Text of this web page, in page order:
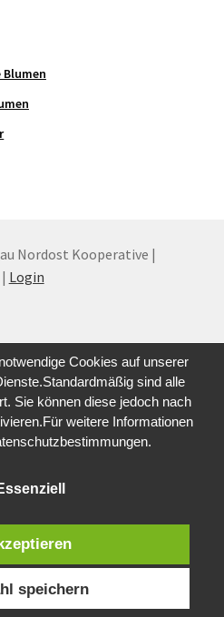
Nordost Kooperative |
| Login
Cookies auf unserer
sind alle
Sie können diese jedoch nach
weitere Informationen
speichern